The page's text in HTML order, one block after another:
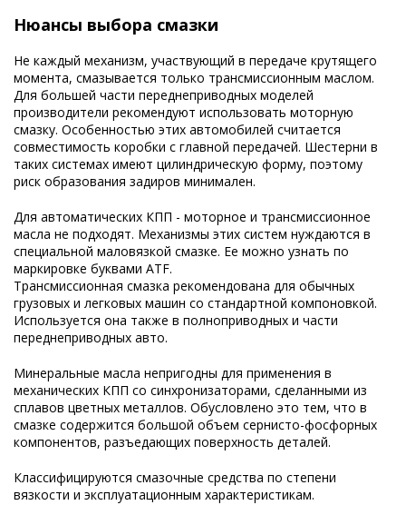
Нюансы выбора смазки
Не каждый механизм, участвующий в передаче крутящего
момента, смазывается только трансмиссионным маслом.
Для большей части переднеприводных моделей
производители рекомендуют использовать моторную
смазку. Особенностью этих автомобилей считается
совместимость коробки с главной передачей. Шестерни в
таких системах имеют цилиндрическую форму, поэтому
риск образования задиров минимален.
Для автоматических КПП - моторное и трансмиссионное
масла не подходят. Механизмы этих систем нуждаются в
специальной маловязкой смазке. Ее можно узнать по
маркировке буквами ATF.
Трансмиссионная смазка рекомендована для обычных
грузовых и легковых машин со стандартной компоновкой.
Используется она также в полноприводных и части
переднеприводных авто.
Минеральные масла непригодны для применения в
механических КПП со синхронизаторами, сделанными из
сплавов цветных металлов. Обусловлено это тем, что в
смазке содержится большой объем сернисто-фосфорных
компонентов, разъедающих поверхность деталей.
Классифицируются смазочные средства по степени
вязкости и эксплуатационным характеристикам.